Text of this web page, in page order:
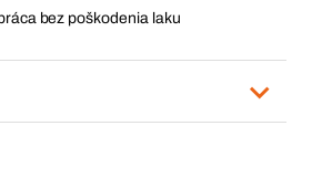
bez poškodenia laku